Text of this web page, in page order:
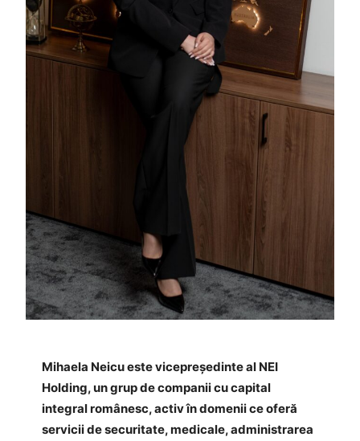
Mihaela Neicu este vicepreședinte al NEI
Holding, un grup de companii cu capital
integral românesc, activ în domenii ce oferă
servicii de securitate, medicale, administrarea